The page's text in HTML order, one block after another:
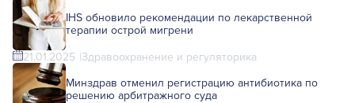
IHS обновило рекомендации по лекарственной
терапии острой мигрени
21.01.2025 Здравоохранение и регуляторика
Минздрав отменил регистрацию антибиотика по
решению арбитражного суда